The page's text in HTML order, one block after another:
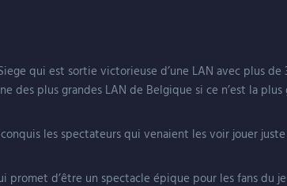
qui est sortie victorieuse d’une LAN avec plus
des plus grandes LAN de Belgique si ce n’est la plus
les spectateurs qui venaient les voir jouer
d’être un spectacle épique pour les fans du